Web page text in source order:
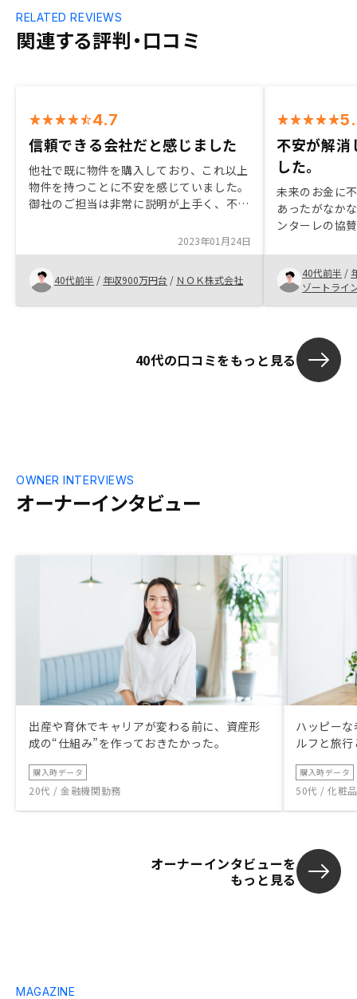
関連する評判・口コミ
RELATED REVIEWS
4.7
信頼できる会社だと感じました
他社で既に物件を購入しており、これ以上
物件を持つことに不安を感じていました。
御社のご担当は非常に説明が上手く、不安
管理のためのアプリが充実しており、魅力
に感じました手続きについても分かりやす
く説明いただけ、とても早くスムーズで、
迷うことなくできました。
2023年01月24日
40代前半 / 年収900万円台 / ＮＯＫ株式会社
不安が解消
した。
未来のお金に
あったがなか
ンターレの協
性が高いと感
に丁寧で寄り
った。
40代前半 /
ゾートライ
40代の口コミをもっと見る
オーナーインタビュー
OWNER INTERVIEWS
出産や育休でキャリアが変わる前に、資産形
成の“仕組み”を作っておきたかった。
購入時データ
20代 / 金融機関勤務
ハッピー
ルフと旅
購入時データ
50代 / 化粧
オーナーインタビューを
もっと見る
MAGAZINE